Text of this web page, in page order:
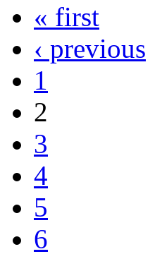
« first
‹ previous
1
2
3
4
5
6